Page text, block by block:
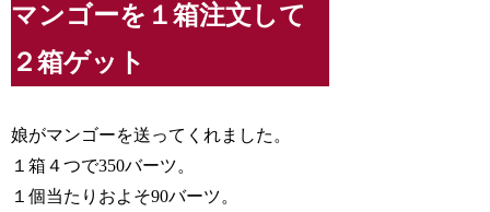
マンゴーを１箱注文して
２箱ゲット
娘がマンゴーを送ってくれました。
１箱４つで350バーツ。
１個当たりおよそ90バーツ。